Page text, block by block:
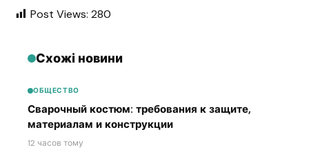
Post Views: 280
Схожі новини
ОБЩЕСТВО
Сварочный костюм: требования к защите,
материалам и конструкции
12 часов тому